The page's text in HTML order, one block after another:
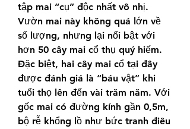
tập mai “cụ” độc nhất vô nhị.
Vườn mai này không quá lớn về
số lượng, nhưng lại nổi bật với
hơn 50 cây mai cổ thụ quý hiếm.
Đặc biệt, hai cây mai cổ tại đây
được đánh giá là “báu vật” khi
tuổi thọ lên đến vài trăm năm. Với
gốc mai có đường kính gần 0,5m,
bộ rễ khổng lồ như bức tranh điêu